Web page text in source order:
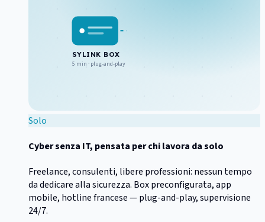
SYLINK BOX
5 min · plug-and-play
Solo
Cyber senza IT, pensata per chi lavora da solo
Freelance, consulenti, libere professioni: nessun tempo
da dedicare alla sicurezza. Box preconfigurata, app
mobile, hotline francese — plug-and-play, supervisione
24/7.